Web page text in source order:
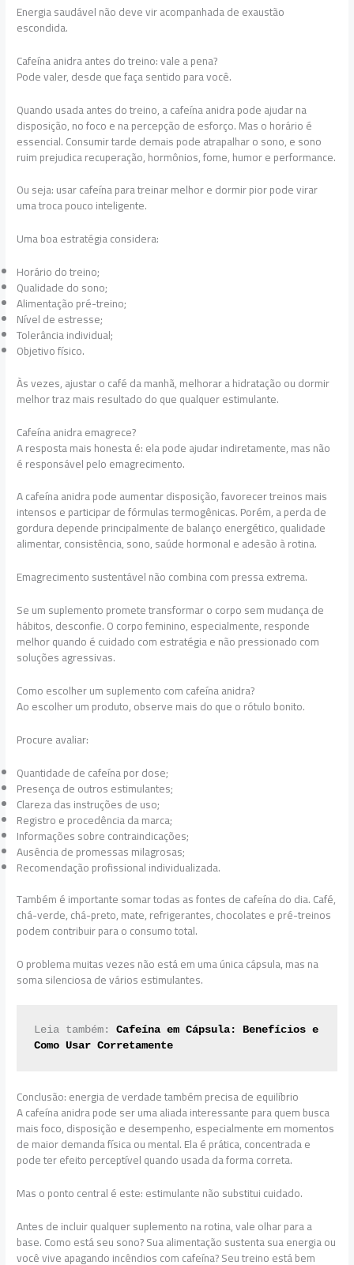
Energia saudável não deve vir acompanhada de exaustão
escondida.
Cafeína anidra antes do treino: vale a pena?
Pode valer, desde que faça sentido para você.
Quando usada antes do treino, a cafeína anidra pode ajudar na
disposição, no foco e na percepção de esforço. Mas o horário é
essencial. Consumir tarde demais pode atrapalhar o sono, e sono
ruim prejudica recuperação, hormônios, fome, humor e performance.
Ou seja: usar cafeína para treinar melhor e dormir pior pode virar
uma troca pouco inteligente.
Uma boa estratégia considera:
Horário do treino;
Qualidade do sono;
Alimentação pré-treino;
Nível de estresse;
Tolerância individual;
Objetivo físico.
Às vezes, ajustar o café da manhã, melhorar a hidratação ou dormir
melhor traz mais resultado do que qualquer estimulante.
Cafeína anidra emagrece?
A resposta mais honesta é: ela pode ajudar indiretamente, mas não
é responsável pelo emagrecimento.
A cafeína anidra pode aumentar disposição, favorecer treinos mais
intensos e participar de fórmulas termogênicas. Porém, a perda de
gordura depende principalmente de balanço energético, qualidade
alimentar, consistência, sono, saúde hormonal e adesão à rotina.
Emagrecimento sustentável não combina com pressa extrema.
Se um suplemento promete transformar o corpo sem mudança de
hábitos, desconfie. O corpo feminino, especialmente, responde
melhor quando é cuidado com estratégia e não pressionado com
soluções agressivas.
Como escolher um suplemento com cafeína anidra?
Ao escolher um produto, observe mais do que o rótulo bonito.
Procure avaliar:
Quantidade de cafeína por dose;
Presença de outros estimulantes;
Clareza das instruções de uso;
Registro e procedência da marca;
Informações sobre contraindicações;
Ausência de promessas milagrosas;
Recomendação profissional individualizada.
Também é importante somar todas as fontes de cafeína do dia. Café,
chá-verde, chá-preto, mate, refrigerantes, chocolates e pré-treinos
podem contribuir para o consumo total.
O problema muitas vezes não está em uma única cápsula, mas na
soma silenciosa de vários estimulantes.
Leia também: Cafeína em Cápsula: Benefícios e
Como Usar Corretamente
Conclusão: energia de verdade também precisa de equilíbrio
A cafeína anidra pode ser uma aliada interessante para quem busca
mais foco, disposição e desempenho, especialmente em momentos
de maior demanda física ou mental. Ela é prática, concentrada e
pode ter efeito perceptível quando usada da forma correta.
Mas o ponto central é este: estimulante não substitui cuidado.
Antes de incluir qualquer suplemento na rotina, vale olhar para a
base. Como está seu sono? Sua alimentação sustenta sua energia ou
você vive apagando incêndios com cafeína? Seu treino está bem